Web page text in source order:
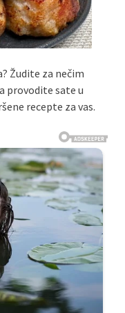
Žudite za nečim
provodite sate u
recepte za vas.